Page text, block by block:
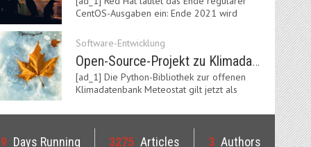
CentOS-Ausgaben ein: Ende 2021 wird
Software-Entwicklung
Open-Source-Projekt zu Klimadaten: Meteostat Python Library 1.0 erschienen
[ad_1] Die Python-Bibliothek zur offenen
Klimadatenbank Meteostat gilt jetzt als
Days Running 3275 Articles 3 Authors